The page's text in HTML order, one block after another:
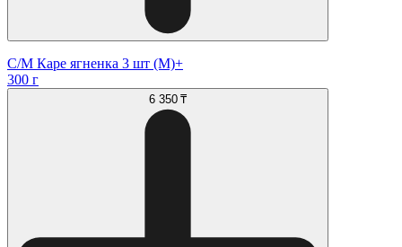
С/М Каре ягненка 3 шт (М)+
300 г
6 350 ₸